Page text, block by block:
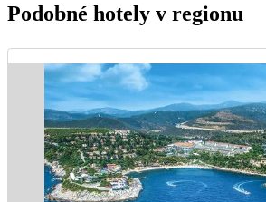
Podobné hotely v regionu